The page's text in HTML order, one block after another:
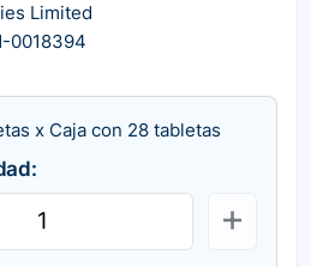
Limited
0018394
x Caja con 28 tabletas